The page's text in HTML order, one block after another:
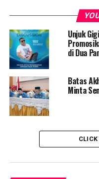
snorkeling di
wisatawan lokal maupun
“Kami ingin
hiu paus
Botubarani
menarik
lokal
Unjuk
di Dua
Batas
Minta